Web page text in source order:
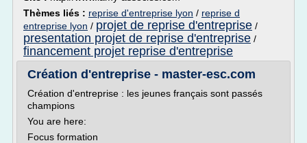
Thèmes liés : reprise d'entreprise lyon / reprise d
entreprise lyon / projet de reprise d'entreprise /
presentation projet de reprise d'entreprise /
financement projet reprise d'entreprise
Création d'entreprise - master-esc.com
Création d'entreprise : les jeunes français sont passés
champions
You are here:
Focus formation